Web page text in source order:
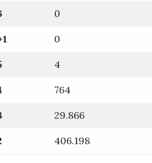
0
0
4
764
29.866
406.198